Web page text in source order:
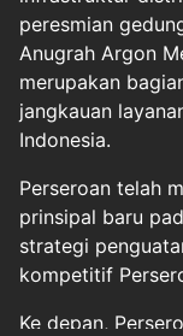
peresmian
Anugrah Argon
merupakan
jangkauan
Indonesia.
Perseroan telah
prinsipal baru
strategi
kompetitif
Ke depan,